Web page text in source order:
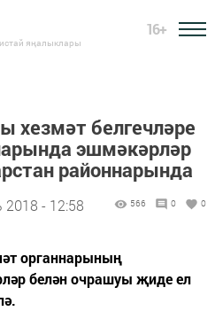
яңалыклары
16+
хезмәт белгечләре
эшмәкәрләр
районнарында
2018 - 12:58 566 0 0
органнарының
белән очрашуы җиде ел